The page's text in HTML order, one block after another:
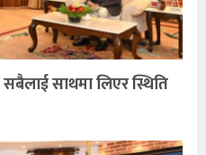
सबैलाई साथमा लिएर स्थिति